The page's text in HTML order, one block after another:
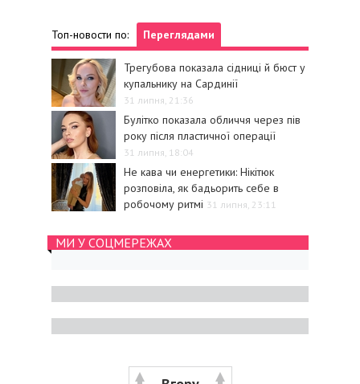
Топ-новости по: Переглядами
Трегубова показала сідниці й бюст у
купальнику на Сардинії
31 липня, 21:36
Булітко показала обличчя через пів
року після пластичної операції
31 липня, 18:04
Не кава чи енергетики: Нікітюк
розповіла, як бадьорить себе в
робочому ритмі 31 липня, 23:11
МИ У СОЦМЕРЕЖАХ